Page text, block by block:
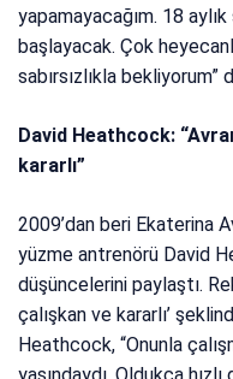
yapamayacağım. 18
başlayacak. Çok
sabırsızlıkla bekliyorum”
David Heathcock:
kararlı”
2009’dan beri Ekaterina
yüzme antrenörü David
düşüncelerini paylaştı.
çalışkan ve kararlı’
Heathcock, “Onunla